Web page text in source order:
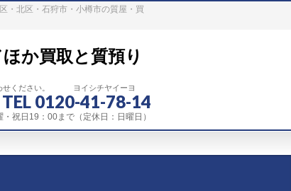
北区・石狩市・小樽市の質屋・買
か買取と質預り
わせください。 ヨイシチヤイーヨ
TEL 0120-41-78-14
祝日19：00まで（定休日：日曜日）